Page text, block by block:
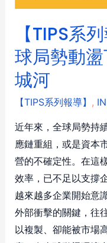
【TIPS系
球局勢動
城河
【TIPS系列報導】 ,
近年來，全球局勢持
應鏈重組，或是資本
營的不確定性。在這
效率，已不足以支撐
越來越多企業開始意
外部衝擊的關鍵，往
以複製、卻能被市場